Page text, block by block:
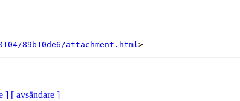
89b10de6/attachment.html
] [ avsändare ]